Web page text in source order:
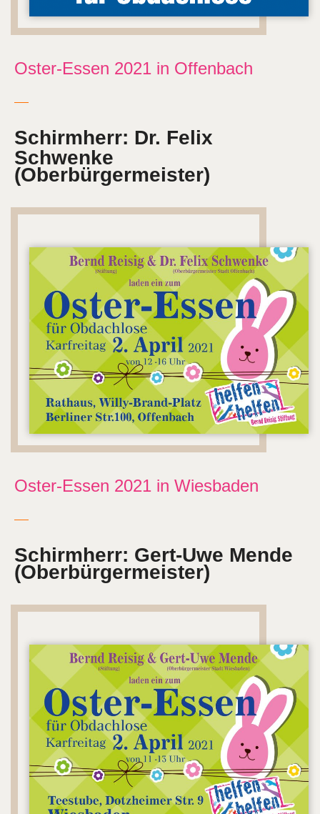
Oster-Essen 2021 in Offenbach
Schirmherr: Dr. Felix
Schwenke
(Oberbürgermeister)
Oster-Essen 2021 in Wiesbaden
Schirmherr: Gert-Uwe Mende
(Oberbürgermeister)